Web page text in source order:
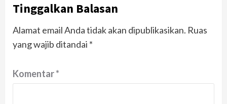
Tinggalkan Balasan
Alamat email Anda tidak akan dipublikasikan. Ruas
yang wajib ditandai *
Komentar*